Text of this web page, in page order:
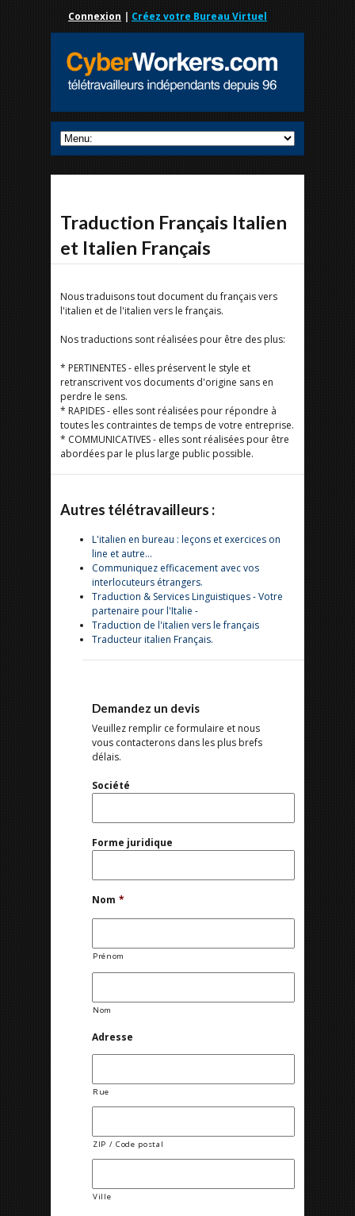
Connexion | Créez votre Bureau Virtuel
Traduction Français Italien
et Italien Français
Nous traduisons tout document du français vers
l'italien et de l'italien vers le français.
Nos traductions sont réalisées pour être des plus:
* PERTINENTES - elles préservent le style et
retranscrivent vos documents d'origine sans en
perdre le sens.
* RAPIDES - elles sont réalisées pour répondre à
toutes les contraintes de temps de votre entreprise.
* COMMUNICATIVES - elles sont réalisées pour être
abordées par le plus large public possible.
Autres télétravailleurs :
L'italien en bureau : leçons et exercices on
line et autre...
Communiquez efficacement avec vos
interlocuteurs étrangers.
Traduction & Services Linguistiques - Votre
partenaire pour l'Italie -
Traduction de l'italien vers le français
Traducteur italien Français.
Demandez un devis
Veuillez remplir ce formulaire et nous
vous contacterons dans les plus brefs
délais.
Société
Forme juridique
Nom *
Prénom
Nom
Adresse
Rue
ZIP / Code postal
Ville